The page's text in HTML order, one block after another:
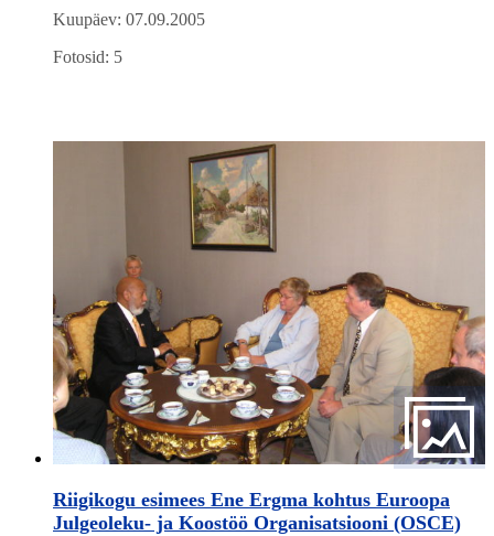
Kuupäev: 07.09.2005
Fotosid: 5
Riigikogu esimees Ene Ergma kohtus Euroopa
Julgeoleku- ja Koostöö Organisatsiooni (OSCE)